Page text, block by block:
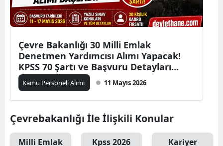
Çevre Bakanlığı 30 Milli Emlak
Denetmen Yardımcısı Alımı Yapacak!
KPSS 70 Şartı ve Başvuru Detayları
Açıklandı
Kamu Personeli Alımı 11 Mayıs 2026
Çevrebakanlığı İle İlişkili Konular
Milli Emlak
Kpss 2026
Kariyer